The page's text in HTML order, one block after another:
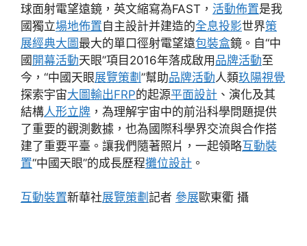
球面射電望遠鏡，英文縮寫為FAST， 活動佈置是我
國獨立場地佈置自主設計并建造的全息投影世界策
展經典大圖最大的單口徑射電望遠包裝盒鏡。自“中
國 開幕活動天眼”項目2016年落成啟用品牌活動至
今，“中國天眼展覽策劃 ”幫助品牌活動人類玖陽視覺
探索宇宙大圖輸出FRP的起源平面設計 、演化及其
結構人形立牌 ，為理解宇宙中的前沿科學問題提供
了重要的觀測數據，也為國際科學界交流與合作搭
建了重要平臺。讓我們隨著照片，一起領略互動裝
置“中國天眼”的成長歷程攤位設計 。
互動裝置新華社展覽策劃 記者 參展歐東衢 攝